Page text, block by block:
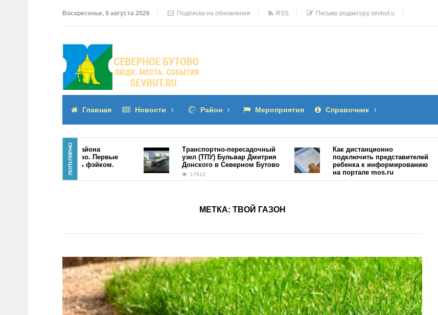
Воскресенье, 9 августа 2026 Подписка на обновления RSS Письмо редактору sevbut.u
Главная Новости Район Мероприятия Справочник
ПОПУЛЯРНО
ТПУ в центре района
Северное Бутово. Первые
фото оказались фэйком.
Транспортно-пересадочный
узел (ТПУ) Бульвар Дмитрия
Донского в Северном Бутово
17913
Как дистанционно
подключить представителей
ребенка к информированию
на портале mos.ru
15486
МЕТКА: ТВОЙ ГАЗОН